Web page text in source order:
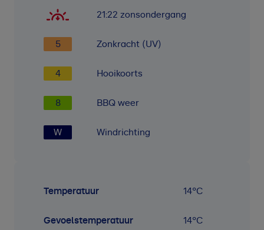
21:22 zonsondergang
5 Zonkracht (UV)
4 Hooikoorts
8 BBQ weer
W Windrichting
Temperatuur 14°C
Gevoelstemperatuur 14°C